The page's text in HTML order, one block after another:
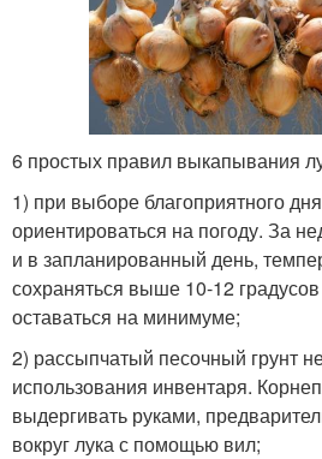
6 простых правил выкапывания
1) при выборе благоприятного
ориентироваться на погоду. За
и в запланированный день,
сохраняться выше 10-12
оставаться на минимуме;
2) рассыпчатый песочный грунт
использования инвентаря.
выдергивать руками,
вокруг лука с помощью вил;